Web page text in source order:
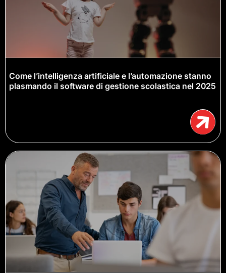
Come l’intelligenza artificiale e l’automazione stanno
plasmando il software di gestione scolastica nel 2025